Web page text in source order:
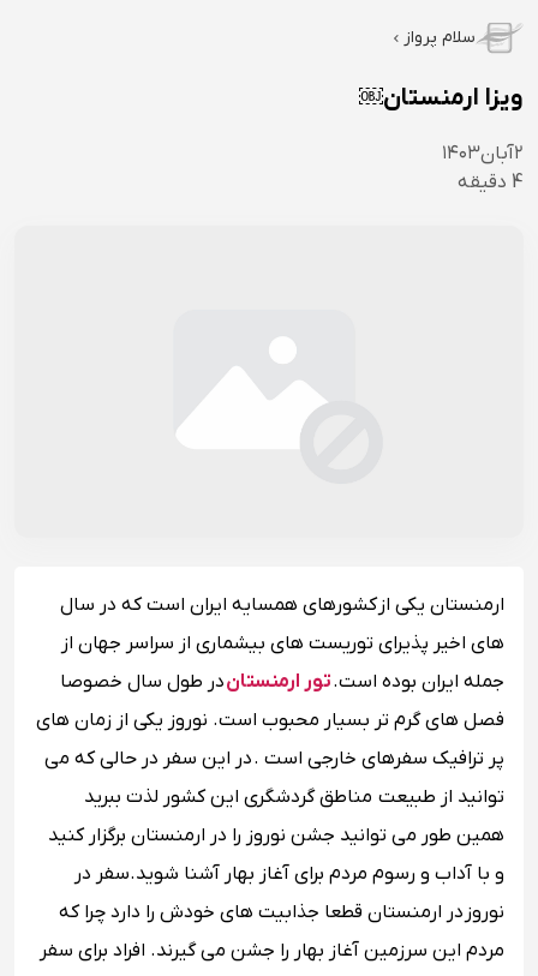
سلام پرواز
ویزا ارمنستان￼
۲آبان۱۴۰۳
4 دقیقه
ارمنستان یکی از کشورهای همسایه ایران است که در سال
های اخیر پذیرای توریست های بیشماری از سراسر جهان از
جمله ایران بوده است.تور ارمنستاندر طول سال خصوصا
فصل های گرم تر بسیار محبوب است. نوروز یکی از زمان های
پر ترافیک سفرهای خارجی است . در این سفر در حالی که می
توانید از طبیعت مناطق گردشگری این کشور لذت ببرید
همین طور می توانید جشن نوروز را در ارمنستان برگزار کنید
و با آداب و رسوم مردم برای آغاز بهار آشنا شوید.سفر در
نوروز در ارمنستان قطعا جذابیت های خودش را دارد چرا که
مردم این سرزمین آغاز بهار را جشن می گیرند. افراد برای سفر